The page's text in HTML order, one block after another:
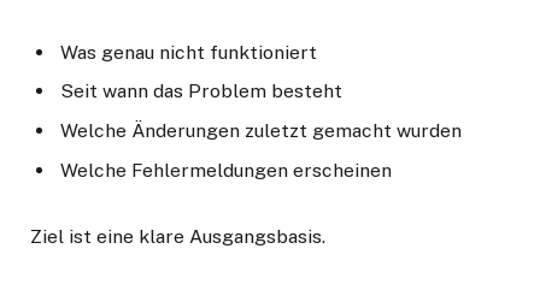
Was genau nicht funktioniert
Seit wann das Problem besteht
Welche Änderungen zuletzt gemacht wurden
Welche Fehlermeldungen erscheinen
Ziel ist eine klare Ausgangsbasis.